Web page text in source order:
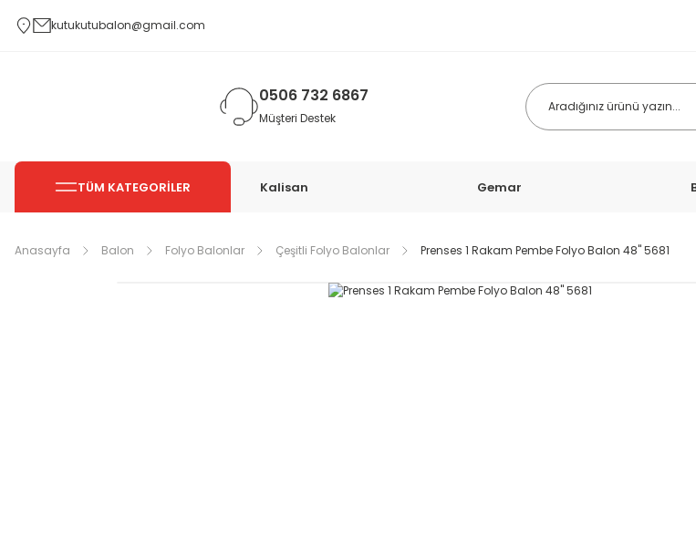
kutukutubalon@gmail.com
0506 732 6867
Müşteri Destek
TÜM KATEGORİLER Kalisan Gemar
Anasayfa Balon Folyo Balonlar Çeşitli Folyo Balonlar Prenses 1 Rakam Pembe Folyo Balon 48'' 5681